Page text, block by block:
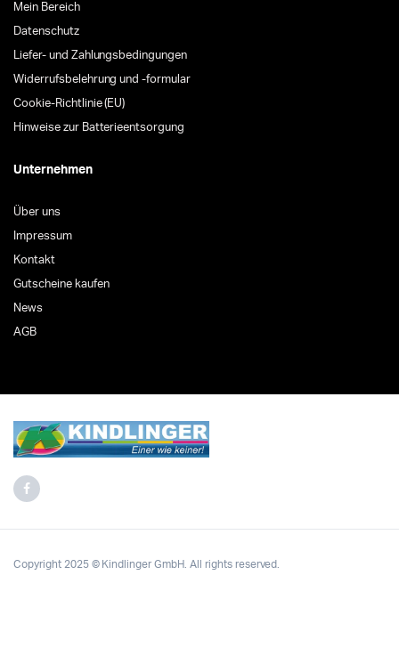
Mein Bereich
Datenschutz
Liefer- und Zahlungsbedingungen
Widerrufsbelehrung und -formular
Cookie-Richtlinie (EU)
Hinweise zur Batterieentsorgung
Unternehmen
Über uns
Impressum
Kontakt
Gutscheine kaufen
News
AGB
Copyright 2025 © Kindlinger GmbH. All rights reserved.